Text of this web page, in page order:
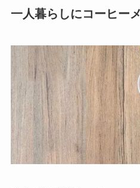
一人暮らしにコーヒー